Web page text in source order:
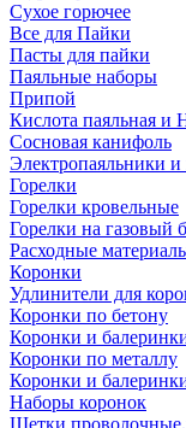
Сухое горючее
Все для Пайки
Пасты для пайки
Паяльные наборы
Припой
Кислота паяльная и
Сосновая канифоль
Электропаяльники
Горелки
Горелки кровельные
Горелки на газовый
Расходные
Коронки
Удлинители для
Коронки по бетону
Коронки и
Коронки по металлу
Коронки и
Наборы коронок
Щетки